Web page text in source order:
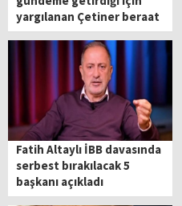
yargılanan Çetiner beraat
etti
Fatih Altaylı İBB davasında
serbest bırakılacak 5
başkanı açıkladı